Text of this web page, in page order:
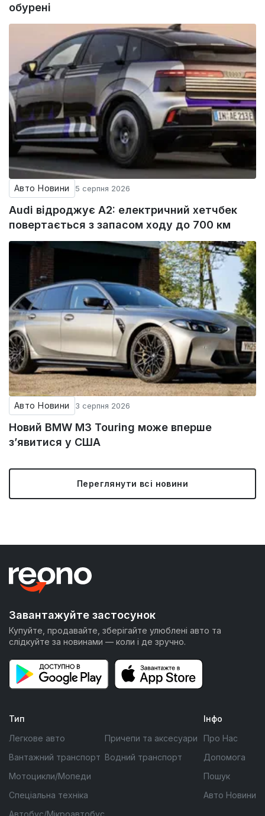
обурені
Авто Новини 5 серпня 2026
Audi відроджує A2: електричний хетчбек
повертається з запасом ходу до 700 км
Авто Новини 3 серпня 2026
Новий BMW M3 Touring може вперше
з’явитися у США
Переглянути всі новини
Завантажуйте застосунок
Купуйте, продавайте, зберігайте улюблені авто та
слідкуйте за новинами — коли і де зручно.
Тип
Легкове авто
Вантажний транспорт
Мотоцикли/Мопеди
Спеціальна техніка
Причепи та аксесуари
Водний транспорт
Інфо
Про Нас
Допомога
Пошук
Авто Новини